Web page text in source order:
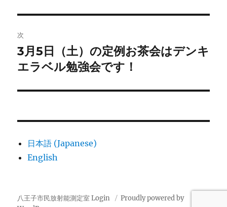
ビ
ゲ
ー
ン
稿:
次
次
の
稿:
3月5日（土）の定例お茶会はデンキ
エラベル勉強会です！
日本語 (Japanese)
English
八王子市民放射能測定室 Login
Proudly powered by